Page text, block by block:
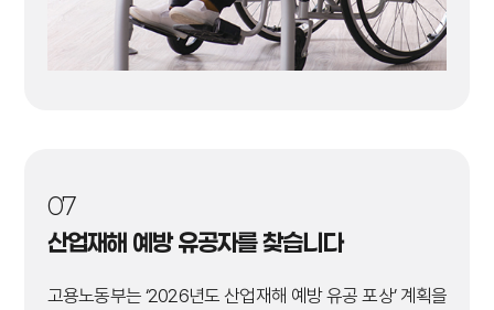
07
산업재해 예방 유공자를 찾습니다
고용노동부는 ‘2026년도 산업재해 예방 유공 포상’ 계획을